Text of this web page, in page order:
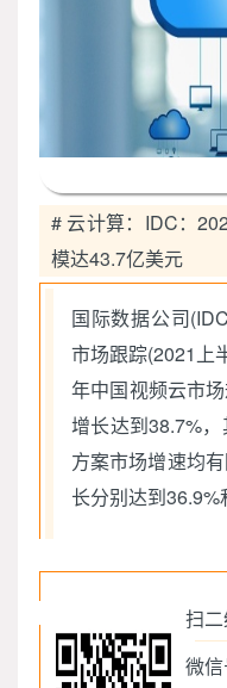
# 云计算：IDC：
模达43.7亿美元
国际数据公司
市场跟踪(2021上
年中国视频云市
增长达到38.7%
方案市场增速均
长分别达到36.9%
扫
微